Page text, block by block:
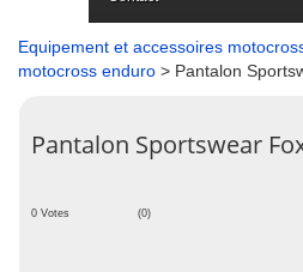
Equipement et accessoires
motocross enduro > Pantalon
Pantalon Sportswear
0 Votes (0)